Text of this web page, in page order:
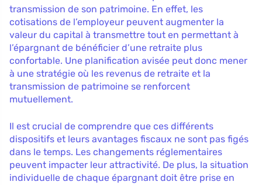
transmission de son patrimoine. En effet, les
cotisations de l’employeur peuvent augmenter la
valeur du capital à transmettre tout en permettant à
l’épargnant de bénéficier d’une retraite plus
confortable. Une planification avisée peut donc mener
à une stratégie où les revenus de retraite et la
transmission de patrimoine se renforcent
mutuellement.
Il est crucial de comprendre que ces différents
dispositifs et leurs avantages fiscaux ne sont pas figés
dans le temps. Les changements réglementaires
peuvent impacter leur attractivité. De plus, la situation
individuelle de chaque épargnant doit être prise en